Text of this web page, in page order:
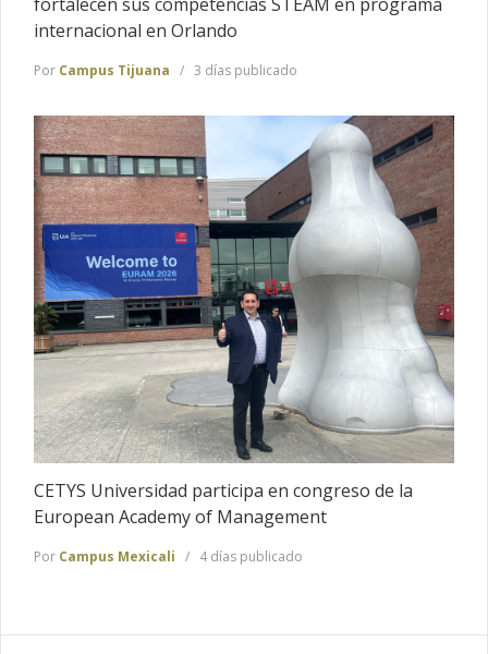
internacional en Orlando
Por Campus Tijuana 3 días publicado
CETYS Universidad participa en congreso de la
European Academy of Management
Por Campus Mexicali 4 días publicado